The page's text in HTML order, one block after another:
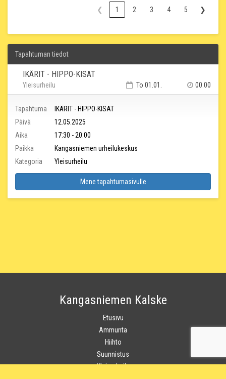
❮ 1 2 3 4 5 ❯
Tapahtuman tiedot
IKÄRIT - HIPPO-KISAT
Yleisurheilu 00.00
To 01.01.
Tapahtuma
IKÄRIT - HIPPO-KISAT
Päivä
12.05.2025
Aika
17:30 - 20:00
Paikka
Kangasniemen urheilukeskus
Kategoria
Yleisurheilu
Mene tapahtumasivulle
Kangasniemen Kalske
Etusivu
Ammunta
Hiihto
Suunnistus
Yleisurheilu